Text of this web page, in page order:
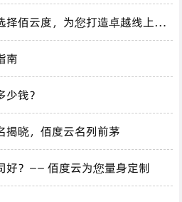
择佰云度，为您打造卓越线上体
南
钱？
揭晓，佰度云名列前茅
好？—— 佰度云为您量身定制